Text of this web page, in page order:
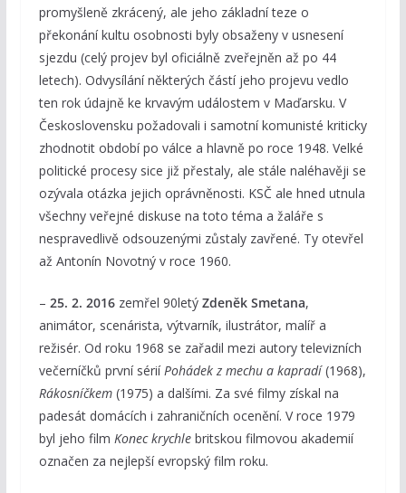
promyšleně zkrácený, ale jeho základní teze o
překonání kultu osobnosti byly obsaženy v usnesení
sjezdu (celý projev byl oficiálně zveřejněn až po 44
letech). Odvysílání některých částí jeho projevu vedlo
ten rok údajně ke krvavým událostem v Maďarsku. V
Československu požadovali i samotní komunisté kriticky
zhodnotit období po válce a hlavně po roce 1948. Velké
politické procesy sice již přestaly, ale stále naléhavěji se
ozývala otázka jejich oprávněnosti. KSČ ale hned utnula
všechny veřejné diskuse na toto téma a žaláře s
nespravedlivě odsouzenými zůstaly zavřené. Ty otevřel
až Antonín Novotný v roce 1960.
– 25. 2. 2016zemřel 90letý Zdeněk Smetana,
animátor, scenárista, výtvarník, ilustrátor, malíř a
režisér. Od roku 1968 se zařadil mezi autory televizních
večerníčků první sériíPohádek z mechu a kapradí(1968),
Rákosníčkem(1975) a dalšími. Za své filmy získal na
padesát domácích i zahraničních ocenění. V roce 1979
byl jeho film Konec krychlebritskou filmovou akademií
označen za nejlepší evropský film roku.